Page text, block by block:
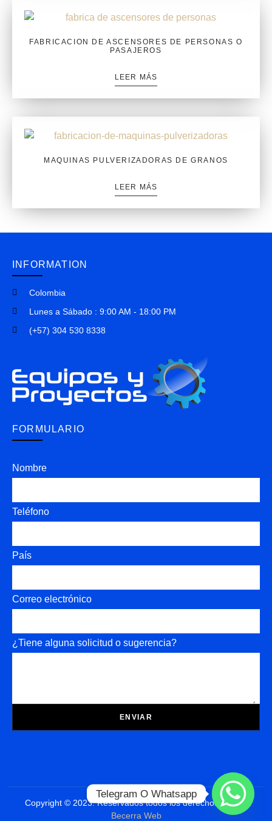
FABRICACION DE ASCENSORES DE PERSONAS O
PASAJEROS
LEER MÁS
MAQUINAS PULVERIZADORAS DE GRANOS
LEER MÁS
INFORMATION
Colombia
Lunes a Sábado : 9:00 AM - 18:00 PM
(+57) 304 530 8338
FORMULARIO
Nombre
Teléfono
País
Correo electrónico
¿Tiene alguna solicitud o sugerencia?
ENVIAR
Copyright © 2023. Reservados todos los derechos Diseño
Becerra Web
Telegram O Whatsapp